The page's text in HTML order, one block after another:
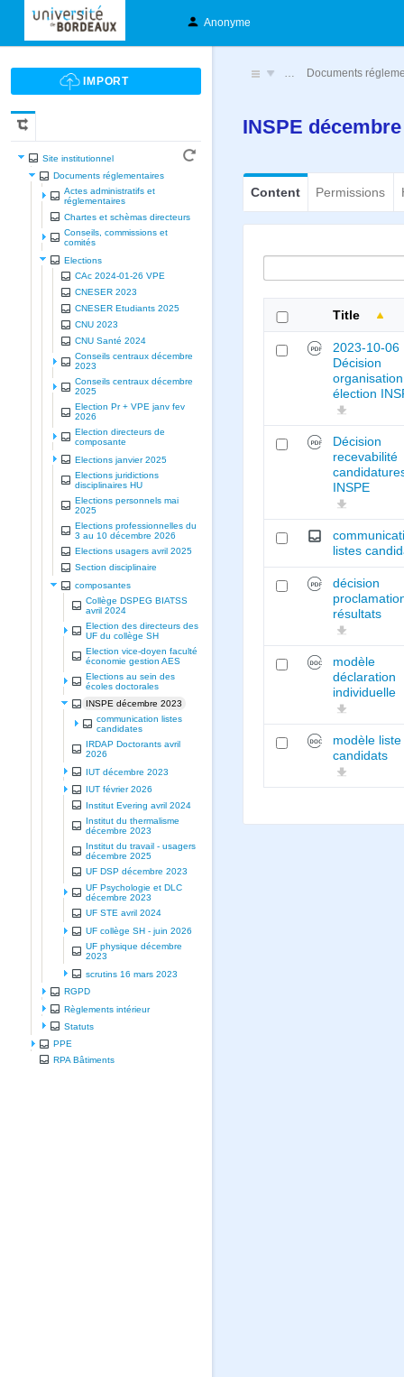
Anonyme
Site institutionnel
Documents réglementaires
Actes administratifs et
réglementaires
Chartes et schèmas directeurs
Conseils, commissions et
comités
Elections
CAc 2024-01-26 VPE
CNESER 2023
CNESER Etudiants 2025
CNU 2023
CNU Santé 2024
Conseils centraux décembre
2023
Conseils centraux décembre
2025
Election Pr + VPE janv fev
2026
Election directeurs de
composante
Elections janvier 2025
Elections juridictions
disciplinaires HU
Elections personnels mai
2025
Elections professionnelles du
3 au 10 décembre 2026
Elections usagers avril 2025
Section disciplinaire
composantes
Collège DSPEG BIATSS
avril 2024
Election des directeurs des
UF du collège SH
Election vice-doyen faculté
économie gestion AES
Elections au sein des
écoles doctorales
INSPE décembre 2023
communication listes
candidates
IRDAP Doctorants avril
2026
IUT décembre 2023
IUT février 2026
Institut Evering avril 2024
Institut du thermalisme
décembre 2023
Institut du travail - usagers
décembre 2025
UF DSP décembre 2023
UF Psychologie et DLC
décembre 2023
UF STE avril 2024
UF collège SH - juin 2026
UF physique décembre
2023
scrutins 16 mars 2023
RGPD
Règlements intérieur
Statuts
PPE
RPA Bâtiments
… Documents
INSPE
Content Permissions
Title
2023-10-06
Décision
organisation
élection
Décision
recevabilité
INSPE
listes
décision
résultats
modèle
déclaration
individuelle
modèle
candidats